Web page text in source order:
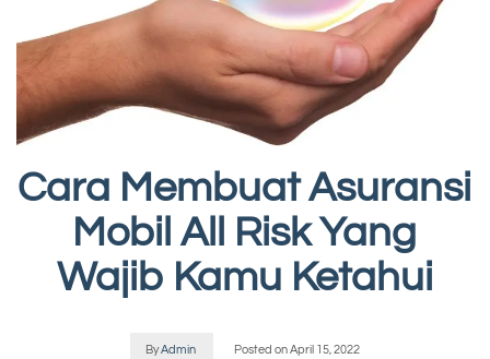
Cara Membuat Asuransi
Mobil All Risk Yang
Wajib Kamu Ketahui
ByAdmin Posted onApril 15, 2022